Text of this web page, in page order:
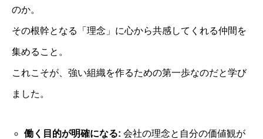
のか。
その根幹となる「理念」に心から共感してくれる仲間を
集めること。
これこそが、強い組織を作るための第一歩なのだと学び
ました。
働く目的が明確になる: 会社の理念と自分の価値観が